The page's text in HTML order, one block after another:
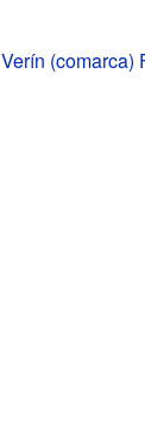
Verín (comarca)